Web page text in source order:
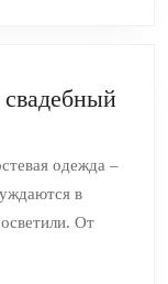
одежда –
в
От